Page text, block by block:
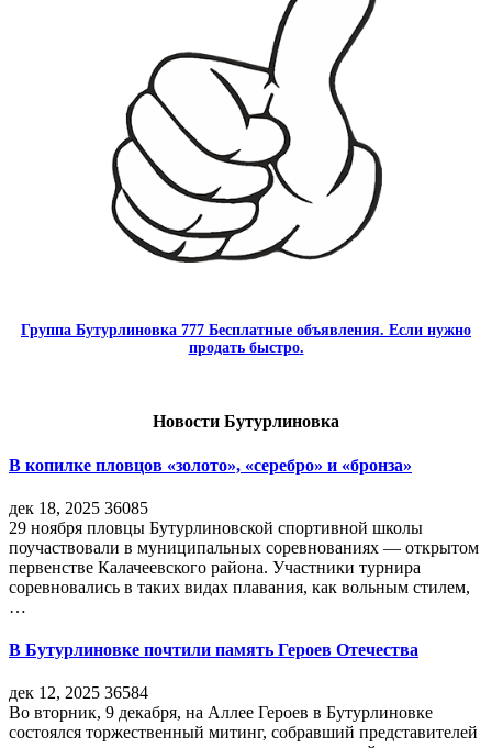
Группа Бутурлиновка 777 Бесплатные объявления. Если нужно
продать быстро.
Новости Бутурлиновка
В копилке пловцов «золото», «серебро» и «бронза»
дек 18, 2025 36085
29 ноября пловцы Бутурлиновской спортивной школы
поучаствовали в муниципальных соревнованиях — открытом
первенстве Калачеевского района. Участники турнира
соревновались в таких видах плавания, как вольным стилем,
…
В Бутурлиновке почтили память Героев Отечества
дек 12, 2025 36584
Во вторник, 9 декабря, на Аллее Героев в Бутурлиновке
состоялся торжественный митинг, собравший представителей